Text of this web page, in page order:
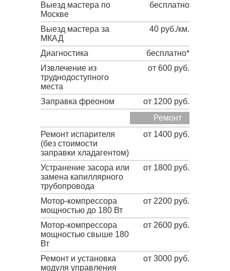
Выезд мастера по
Москве
бесплатно
Выезд мастера за
МКАД
40 руб./км.
Диагностика
бесплатно*
Извлечение из
труднодоступного
места
от 600 руб.
Заправка фреоном
от 1200 руб.
Ремонт
Ремонт испарителя
(без стоимости
заправки хладагентом)
от 1400 руб.
Устранение засора или
замена капиллярного
трубопровода
от 1800 руб.
Мотор-компрессора
мощностью до 180 Вт
от 2200 руб.
Мотор-компрессора
мощностью свыше 180
Вт
от 2600 руб.
Ремонт и установка
модуля управления
от 3000 руб.